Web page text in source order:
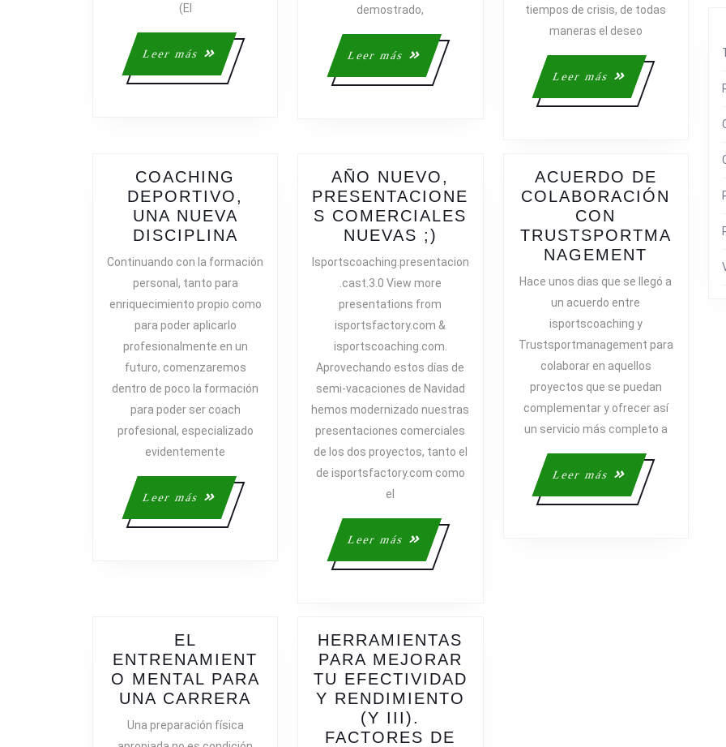
(El
Leer más
Leer
más
demostrado,
Leer más
Leer
más
tiempos de crisis, de todas
maneras el deseo
Leer más
Leer
más
COACHING
DEPORTIVO,
UNA NUEVA
DISCIPLINA
DEPORTIVO,
NUEVA
DISCIPLINA
Continuando con la formación
personal, tanto para
enriquecimiento propio como
para poder aplicarlo
profesionalmente en un
futuro, comenzaremos
dentro de poco la formación
para poder ser coach
profesional, especializado
evidentemente
Leer más
Leer
más
AÑO NUEVO,
PRESENTACIONE
S COMERCIALES
NUEVAS ;)
NUEVO,
PRESENTACIONES
COMERCIALES
NUEVAS
;)
Isportscoaching.presentacion
.cast.3.0 View more
presentations from
isportsfactory.com &
isportscoaching.com.
Aprovechando estos días de
semi-vacaciones de Navidad
hemos modernizado nuestras
presentaciones comerciales
de los dos proyectos, tanto el
de isportsfactory.com como
el
Leer más
Leer
más
ACUERDO DE
COLABORACIÓN
CON
TRUSTSPORTMA
NAGEMENT
DE
Hace unos dias que se llegó a
un acuerdo entre
isportscoaching y
Trustsportmanagement para
colaborar en aquellos
proyectos que se puedan
complementar y ofrecer así
un servicio más completo a
Leer más
Leer
más
EL
ENTRENAMIENT
O MENTAL PARA
UNA CARRERA
ENTRENAMIENTO
Una preparación física
HERRAMIENTAS
PARA MEJORAR
TU EFECTIVIDAD
Y RENDIMIENTO
(Y III).
FACTORES DE